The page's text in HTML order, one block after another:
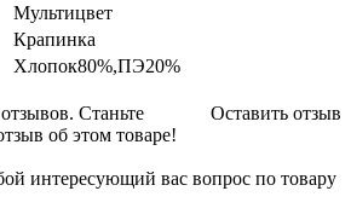
Мультицвет
Крапинка
Хлопок80%,ПЭ20%
Оставить отзыв
Станьте
об этом товаре!
интересующий вас вопрос по товару